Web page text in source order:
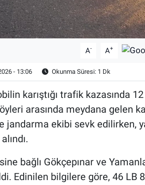
A- A+
- 13:06 Okunma Süresi: 1 Dk
karıştığı trafik kazasında
arasında meydana gelen
jandarma ekibi sevk edilirken,
bağlı Gökçepınar ve
Edinilen bilgilere göre, 46 LB